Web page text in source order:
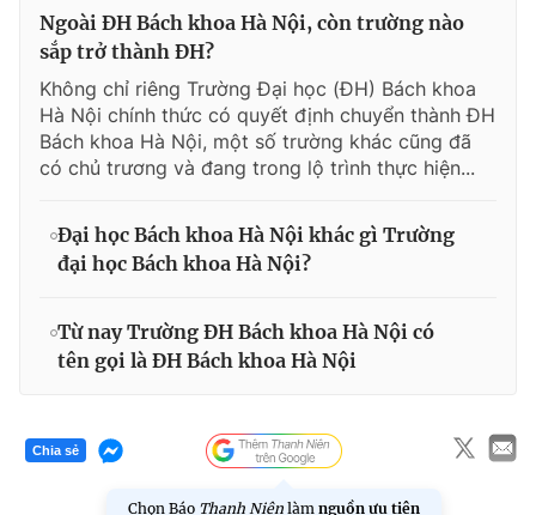
Ngoài ĐH Bách khoa Hà Nội, còn trường nào
sắp trở thành ĐH?
Không chỉ riêng Trường Đại học (ĐH) Bách khoa
Hà Nội chính thức có quyết định chuyển thành ĐH
Bách khoa Hà Nội, một số trường khác cũng đã
có chủ trương và đang trong lộ trình thực hiện...
Đại học Bách khoa Hà Nội khác gì Trường
đại học Bách khoa Hà Nội?
Từ nay Trường ĐH Bách khoa Hà Nội có
tên gọi là ĐH Bách khoa Hà Nội
Chia sẻ
Chọn Báo Thanh Niên làm nguồn ưu tiên